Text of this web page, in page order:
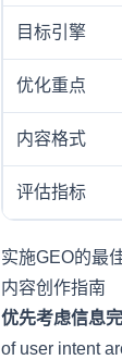
目标引擎
优化重点
内容格式
评估指标
实施GEO的最
内容创作指南
优先考虑信息
of user intent